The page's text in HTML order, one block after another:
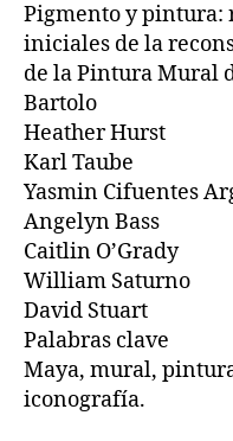
Pigmento y pintura:
iniciales de la
de la Pintura Mural
Bartolo
Heather Hurst
Karl Taube
Yasmin Cifuentes
Angelyn Bass
Caitlin O’Grady
William Saturno
David Stuart
Palabras clave
Maya, mural,
iconografía.